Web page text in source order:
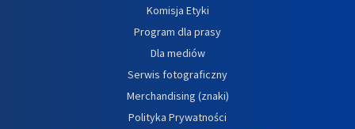
Komisja Etyki
Program dla prasy
Dla mediów
Serwis fotograficzny
Merchandising (znaki)
Polityka Prywatności